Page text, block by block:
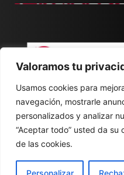
Valoramos tu
Usamos cookies para
navegación, mostrarle
personalizados y analizar
“Aceptar todo” usted da su
de las cookies.
Personalizar
CONTACT ABOUT